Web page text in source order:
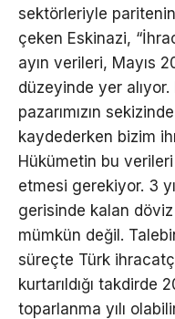
sektörleriyle
çeken Eskinazi,
ayın verileri, Mayıs
düzeyinde yer
pazarımızın
kaydederken bizim
Hükümetin bu
etmesi gerekiyor. 3
gerisinde kalan
mümkün değil.
süreçte Türk
kurtarıldığı takdirde
toparlanma yılı